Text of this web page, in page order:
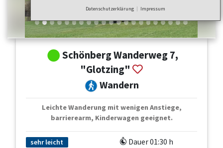
Datenschutzerklärung Impressum
Schönberg Wanderweg 7,
"Glotzing"
Wandern
Leichte Wanderung mit wenigen Anstiege,
barrierearm, Kinderwagen geeignet.
sehr leicht
Dauer 01:30 h